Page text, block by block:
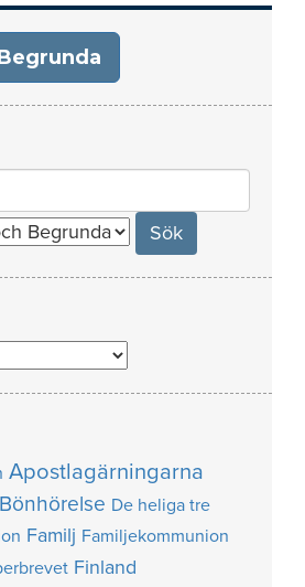
Apostlagärningarna
Bönhörelse De heliga tre
Familj Familjekommunion
Finland